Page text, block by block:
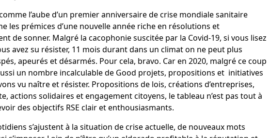
l’aube d’un premier anniversaire de crise mondiale sanitaire
les prémices d’une nouvelle année riche en résolutions et
de sonner. Malgré la cacophonie suscitée par la Covid-19, si vous lisez
avez su résister, 11 mois durant dans un climat on ne peut plus
apeurés et désarmés. Pour cela, bravo. Car en 2020, malgré ce coup
un nombre incalculable de Good projets, propositions et initiatives
vu naître et résister. Propositions de lois, créations d’entreprises,
actions solidaires et engagement citoyens, le tableau n’est pas tout à
des objectifs RSE clair et enthousiasmants.
s’ajustent à la situation de crise actuelle, de nouveaux mots